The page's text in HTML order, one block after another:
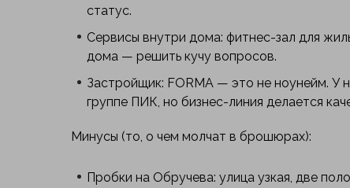
статус.
Сервисы внутри дома: фитнес-зал для
дома — решить кучу вопросов.
Застройщик: FORMA — это не ноунейм.
группе ПИК, но бизнес-линия делается
Минусы (то, о чем молчат в брошюрах):
Пробки на Обручева: улица узкая, две